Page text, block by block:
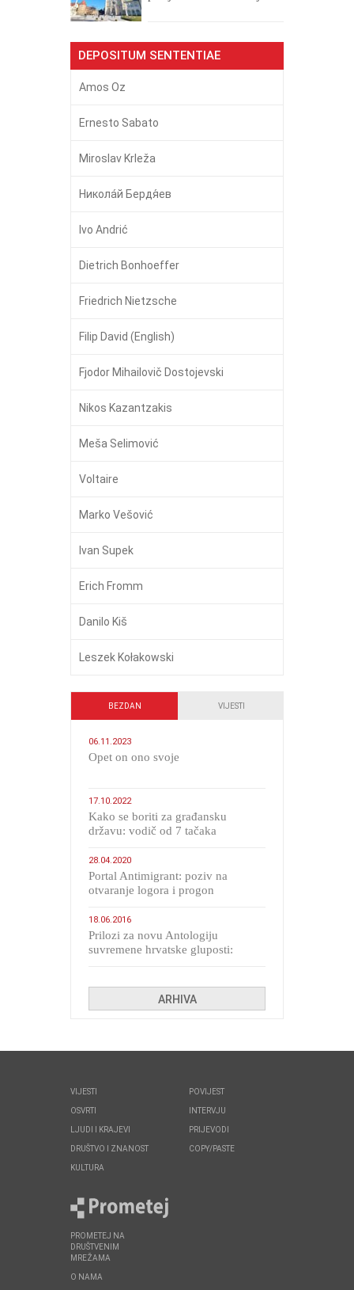
DEPOSITUM SENTENTIAE
Amos Oz
Ernesto Sabato
Miroslav Krleža
Никола́й Бердя́ев
Ivo Andrić
Dietrich Bonhoeffer
Friedrich Nietzsche
Filip David (English)
Fjodor Mihailovič Dostojevski
Nikos Kazantzakis
Meša Selimović
Voltaire
Marko Vešović
Ivan Supek
Erich Fromm
Danilo Kiš
Leszek Kołakowski
BEZDAN VIJESTI
06.11.2023
​Opet on ono svoje
17.10.2022
Kako se boriti za građansku
državu: vodič od 7 tačaka
28.04.2020
Portal Antimigrant: poziv na
otvaranje logora i progon
18.06.2016
Prilozi za novu Antologiju
suvremene hrvatske gluposti:
ARHIVA
VIJESTI
OSVRTI
LJUDI I KRAJEVI
DRUŠTVO I ZNANOST
KULTURA
POVIJEST
INTERVJU
PRIJEVODI
COPY/PASTE
PROMETEJ NA
DRUŠTVENIM
MREŽAMA
O NAMA